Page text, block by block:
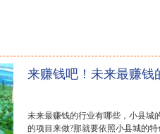
来赚钱吧！未来最赚钱
未来最赚钱的行业有哪些，小县城
的项目来做?那就要依照小县城的